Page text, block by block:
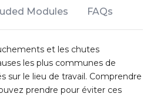
Modules FAQs
et les chutes
les plus communes de
sur le lieu de travail. Comprendre
prendre pour éviter ces